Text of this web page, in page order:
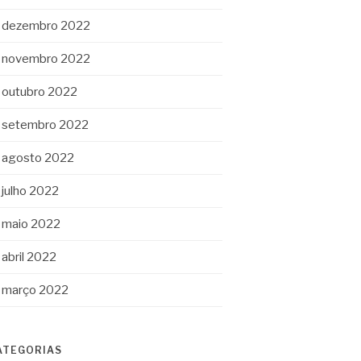
dezembro 2022
novembro 2022
outubro 2022
setembro 2022
agosto 2022
julho 2022
maio 2022
abril 2022
março 2022